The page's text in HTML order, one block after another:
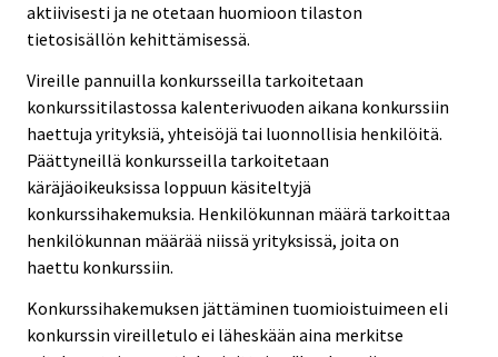
aktiivisesti ja ne otetaan huomioon tilaston
tietosisällön kehittämisessä.
Vireille pannuilla konkursseilla tarkoitetaan
konkurssitilastossa kalenterivuoden aikana konkurssiin
haettuja yrityksiä, yhteisöjä tai luonnollisia henkilöitä.
Päättyneillä konkursseilla tarkoitetaan
käräjäoikeuksissa loppuun käsiteltyjä
konkurssihakemuksia. Henkilökunnan määrä tarkoittaa
henkilökunnan määrää niissä yrityksissä, joita on
haettu konkurssiin.
Konkurssihakemuksen jättäminen tuomioistuimeen eli
konkurssin vireilletulo ei läheskään aina merkitse